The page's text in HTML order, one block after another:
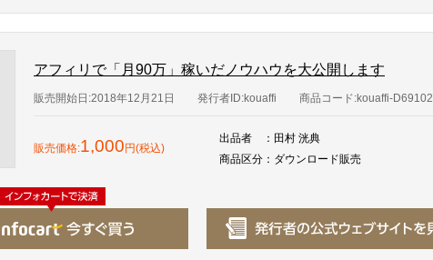
アフィリで「月90万」稼いだノウハウを大公開します
販売開始日:2018年12月21日 発行者ID:kouaffi 商品コード:kouaffi-D69102
販売価格:1,000 円(税込)
出品者 ： 田村 洸典
商品区分 ： ダウンロード販売